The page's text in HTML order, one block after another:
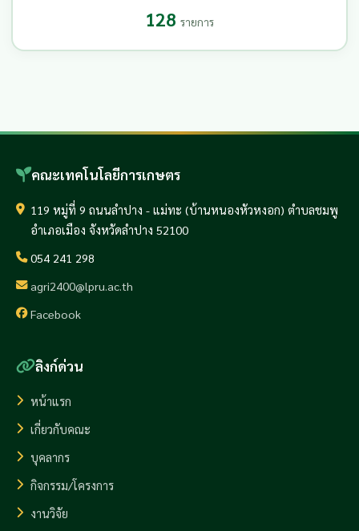
128 รายการ
คณะเทคโนโลยีการเกษตร
119 หมู่ที่ 9 ถนนลำปาง - แม่ทะ (บ้านหนองหัวหงอก) ตำบลชมพู
อำเภอเมือง จังหวัดลำปาง 52100
054 241 298
agri2400@lpru.ac.th
Facebook
ลิงก์ด่วน
หน้าแรก
เกี่ยวกับคณะ
บุคลากร
กิจกรรม/โครงการ
งานวิจัย